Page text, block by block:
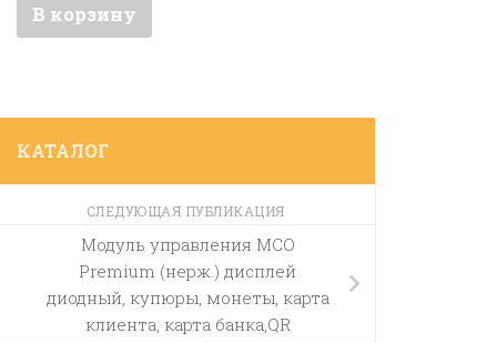
В корзину
КАТАЛОГ
СЛЕДУЮЩАЯ ПУБЛИКАЦИЯ
Модуль управления МСО
Premium (нерж.) дисплей
диодный, купюры, монеты, карта
клиента, карта банка,QR